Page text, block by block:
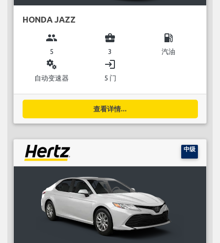
HONDA JAZZ
group
5
business_center
3
local_gas_station
汽油
miscellaneous_services
自动变速器
login
5 门
查看详情...
中级